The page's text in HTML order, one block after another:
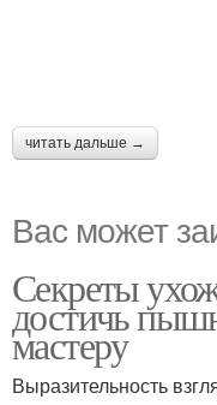
читать дальше →
Вас может
Секреты
достичь
мастеру
Выразительность